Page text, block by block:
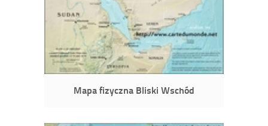
Mapa fizyczna Bliski Wschód